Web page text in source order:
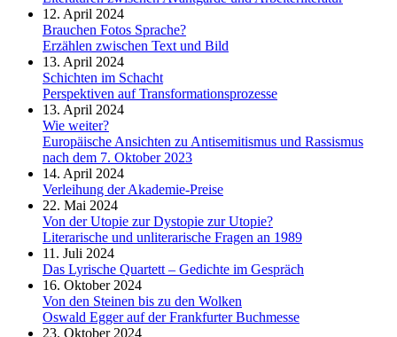
12. April 2024
Brauchen Fotos Sprache?
Erzählen zwischen Text und Bild
13. April 2024
Schichten im Schacht
Perspektiven auf Transformationsprozesse
13. April 2024
Wie weiter?
Europäische Ansichten zu Antisemitismus und Rassismus
nach dem 7. Oktober 2023
14. April 2024
Verleihung der Akademie-Preise
22. Mai 2024
Von der Utopie zur Dystopie zur Utopie?
Literarische und unliterarische Fragen an 1989
11. Juli 2024
Das Lyrische Quartett – Gedichte im Gespräch
16. Oktober 2024
Von den Steinen bis zu den Wolken
Oswald Egger auf der Frankfurter Buchmesse
23. Oktober 2024